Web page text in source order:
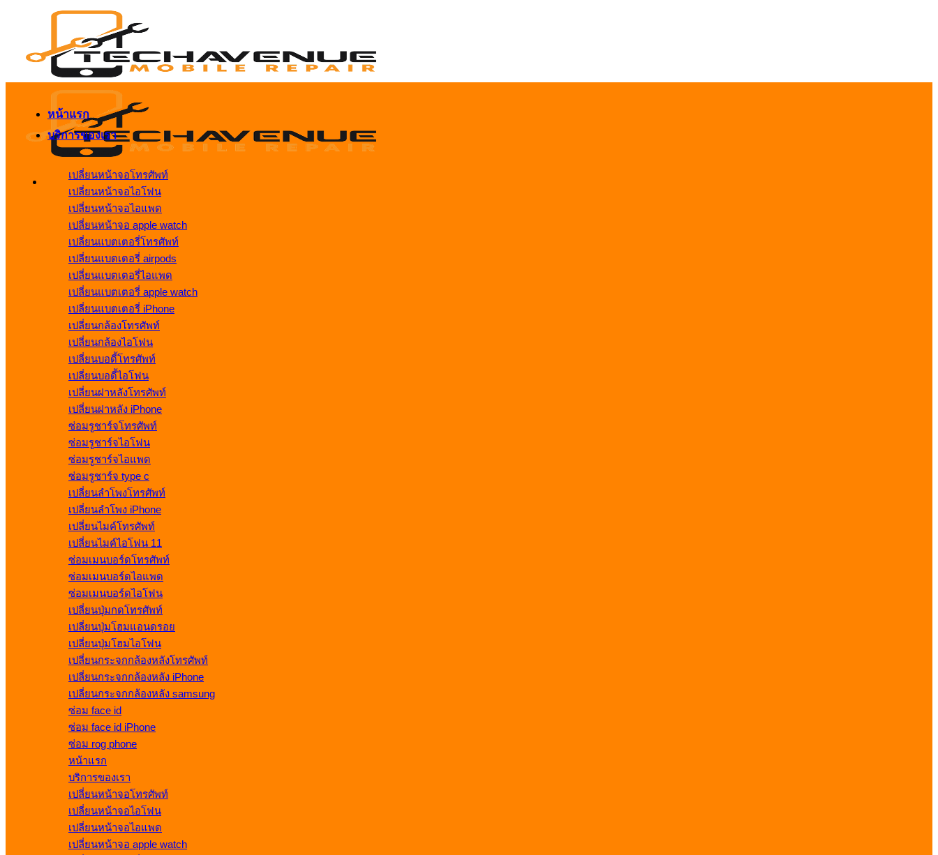
เนื้อหา
หน้าแรก
บริการของเรา
เปลี่ยนหน้าจอโทรศัพท์
เปลี่ยนหน้าจอไอโฟน
เปลี่ยนหน้าจอไอแพด
เปลี่ยนหน้าจอ apple watch
เปลี่ยนแบตเตอรี่โทรศัพท์
เปลี่ยนแบตเตอรี่ airpods
เปลี่ยนแบตเตอรี่ไอแพด
เปลี่ยนแบตเตอรี่ apple watch
เปลี่ยนแบตเตอรี่ iPhone
เปลี่ยนกล้องโทรศัพท์
เปลี่ยนกล้องไอโฟน
เปลี่ยนบอดี้โทรศัพท์
เปลี่ยนบอดี้ไอโฟน
เปลี่ยนฝาหลังโทรศัพท์
เปลี่ยนฝาหลัง iPhone
ซ่อมรูชาร์จโทรศัพท์
ซ่อมรูชาร์จไอโฟน
ซ่อมรูชาร์จไอแพด
ซ่อมรูชาร์จ type c
เปลี่ยนลำโพงโทรศัพท์
เปลี่ยนลำโพง iPhone
เปลี่ยนไมค์โทรศัพท์
เปลี่ยนไมค์ไอโฟน 11
ซ่อมเมนบอร์ดโทรศัพท์
ซ่อมเมนบอร์ดไอแพด
ซ่อมเมนบอร์ดไอโฟน
เปลี่ยนปุ่มกดโทรศัพท์
เปลี่ยนปุ่มโฮมแอนดรอย
เปลี่ยนปุ่มโฮมไอโฟน
เปลี่ยนกระจกกล้องหลังโทรศัพท์
เปลี่ยนกระจกกล้องหลัง iPhone
เปลี่ยนกระจกกล้องหลัง samsung
ซ่อม face id
ซ่อม face id iPhone
ซ่อม rog phone
หน้าแรก
บริการของเรา
เปลี่ยนหน้าจอโทรศัพท์
เปลี่ยนหน้าจอไอโฟน
เปลี่ยนหน้าจอไอแพด
เปลี่ยนหน้าจอ apple watch